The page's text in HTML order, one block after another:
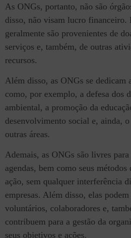
As ONGs, portanto, não são
disso, não visam lucro financeiro.
geralmente são provenientes de
serviços e, também, de outras
recursos.
Além disso, as ONGs se dedicam
como, por exemplo, a defesa dos
ambiental, a promoção da
desenvolvimento social e, ainda,
outras áreas.
Ademais, as ONGs são livres
agendas, bem como seus
ação, sem qualquer interferência
empresas. Além disso, elas
voluntários, colaboradores e,
contribuem para a gestão da
seus objetivos e ações.